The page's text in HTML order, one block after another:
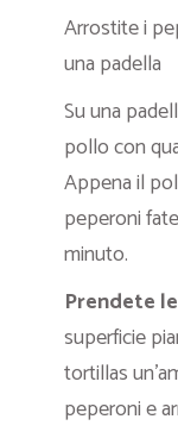
Arrostite i
una padella
Su una
pollo con
Appena il
peperoni
minuto.
Prendete
superficie
tortillas
peperoni e